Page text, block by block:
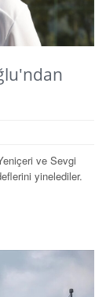
ve Sevgi
yinelediler.